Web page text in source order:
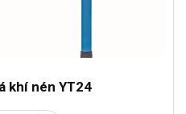
khí nén YT24